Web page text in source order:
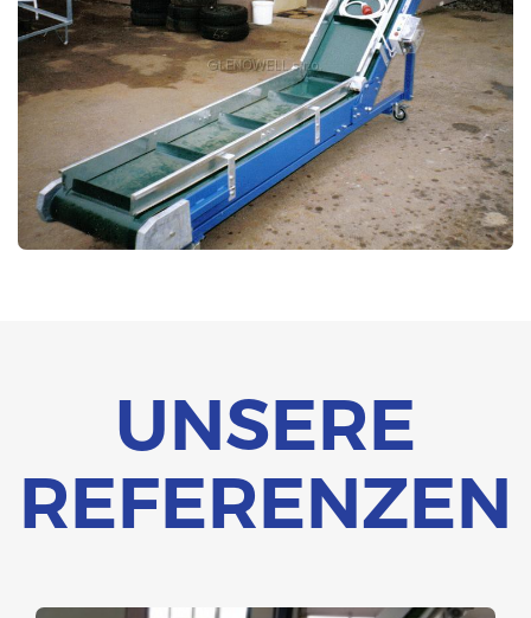
UNSERE
REFERENZEN